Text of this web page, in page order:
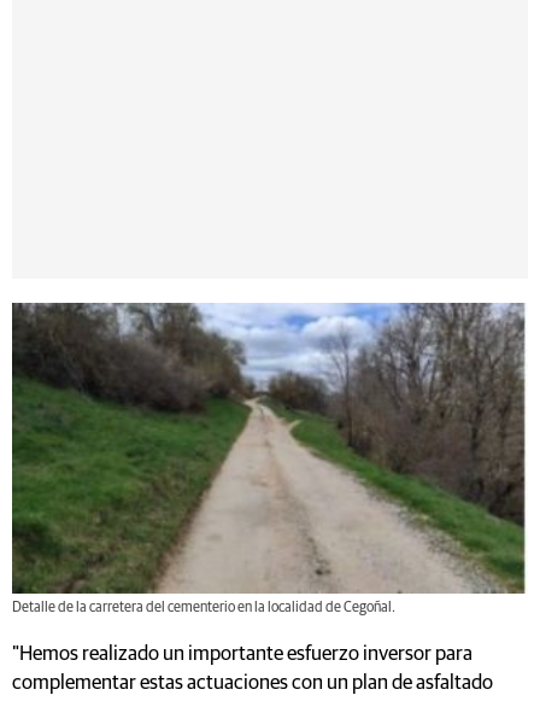
Detalle de la carretera del cementerio en la localidad de Cegoñal.
"Hemos realizado un importante esfuerzo inversor para
complementar estas actuaciones con un plan de asfaltado